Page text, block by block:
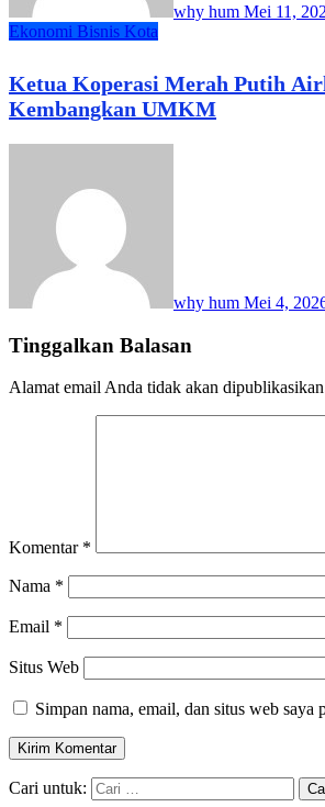
why hum Mei 11,
Ekonomi Bisnis Kota
Ketua Koperasi Merah Putih
Kembangkan UMKM
why hum Mei 4,
Tinggalkan Balasan
Alamat email Anda tidak akan
Komentar *
Nama *
Email *
Situs Web
Simpan nama, email, dan situs web
Cari untuk: